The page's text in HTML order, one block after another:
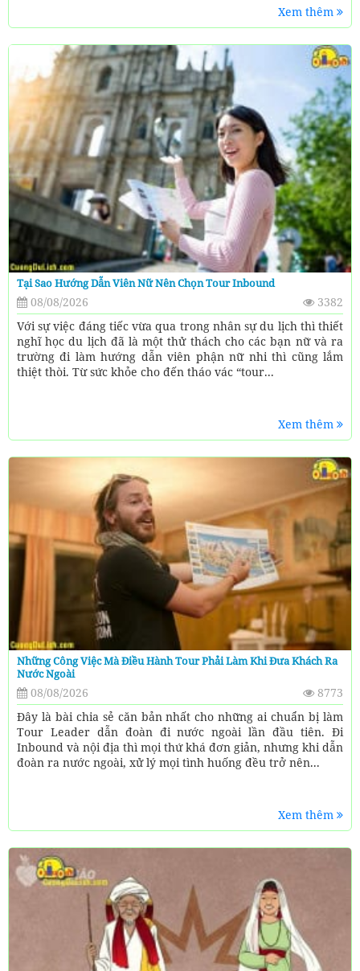
Xem thêm
Tại Sao Hướng Dẫn Viên Nữ Nên Chọn Tour Inbound
08/08/2026
3382
Với sự việc đáng tiếc vừa qua trong nhân sự du lịch thì thiết
nghĩ học du lịch đã là một thử thách cho các bạn nữ và ra
trường đi làm hướng dẫn viên phận nữ nhi thì cũng lắm
thiệt thòi. Từ sức khỏe cho đến tháo vác “tour...
Xem thêm
Những Công Việc Mà Điều Hành Tour Phải Làm Khi Đưa Khách Ra
Nước Ngoài
08/08/2026
8773
Đây là bài chia sẻ căn bản nhất cho những ai chuẩn bị làm
Tour Leader dẫn đoàn đi nước ngoài lần đầu tiên. Đi
Inbound và nội địa thì mọi thứ khá đơn giản, nhưng khi dẫn
đoàn ra nước ngoài, xử lý mọi tình huống đều trở nên...
Xem thêm